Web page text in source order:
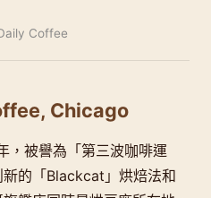
Coffee
Chicago
被譽為「第三波咖啡運
的「Blackcat」烘焙法和